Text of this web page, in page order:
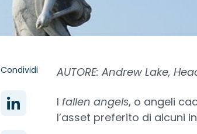
Condividi AUTORE: Andrew Lake,
I fallen angels, o angeli
l’asset preferito di alcuni